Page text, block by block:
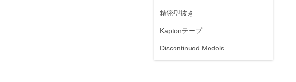
精密型抜き
Kaptonテープ
Discontinued Models